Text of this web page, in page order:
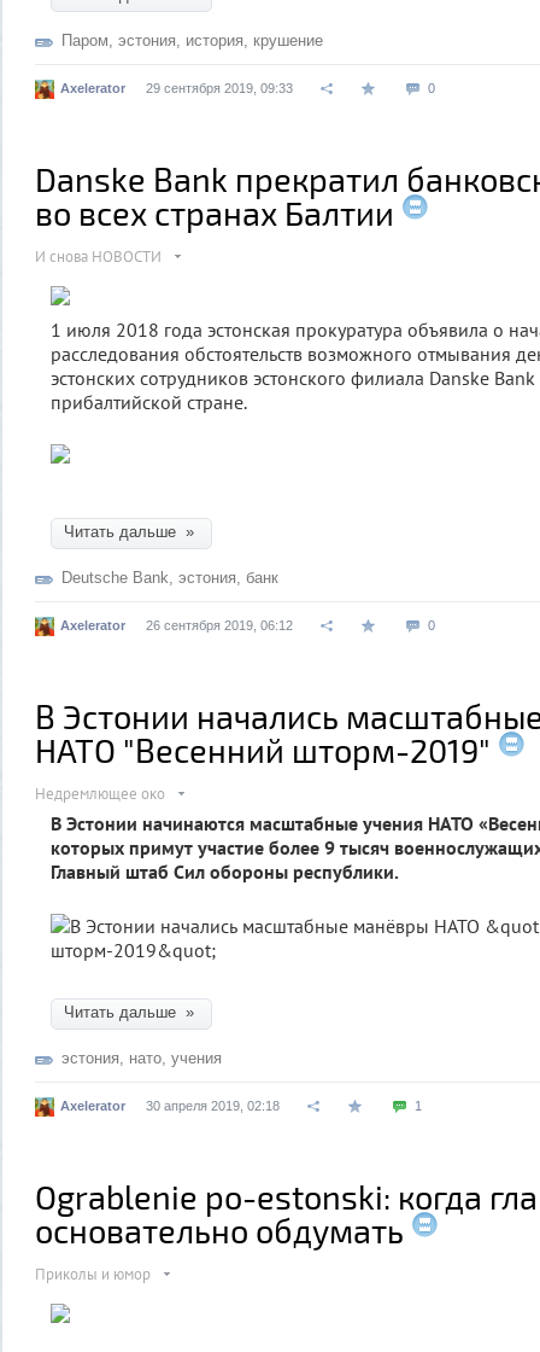
Паром, эстония, история, крушение
Axelerator 29 сентября 2019, 09:33 0
Danske Bank прекратил
во всех странах Балтии
И снова НОВОСТИ
1 июля 2018 года эстонская прокуратура объявила о
расследования обстоятельств возможного отмывания
эстонских сотрудников эстонского филиала Danske
прибалтийской стране.
Читать дальше »
Deutsche Bank, эстония, банк
Axelerator 26 сентября 2019, 06:12 0
В Эстонии начались
НАТО "Весенний шторм-2019"
Недремлющее око
В Эстонии начинаются масштабные учения НАТО
которых примут участие более 9 тысяч
Главный штаб Сил обороны республики.
Читать дальше »
эстония, нато, учения
Axelerator 30 апреля 2019, 02:18 1
Ograblenie po-estonski: когда
основательно обдумать
Приколы и юмор